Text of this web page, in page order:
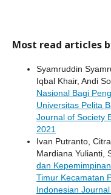
Most read articles
Syamruddin
Iqbal Khair, Andi
Nasional Bagi
Universitas Pelita
Journal of Society
2021
Ivan Putranto,
Mardiana Yulianti,
dan
Timur Kecamatan
Indonesian